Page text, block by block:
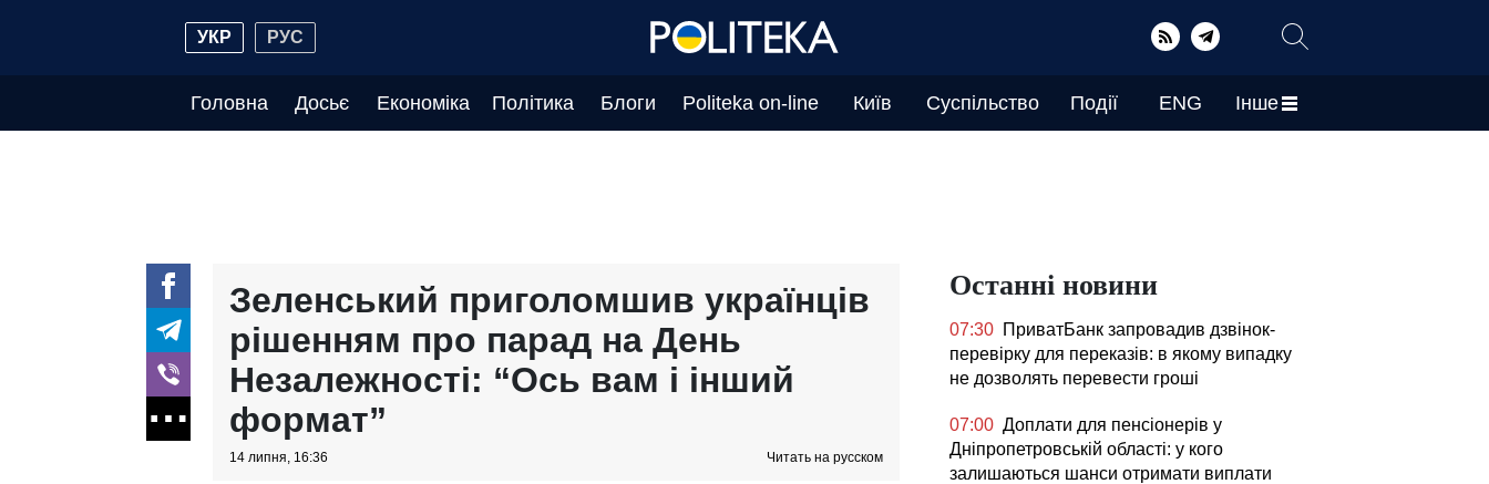
УКР РУС
Головна Досьє Економіка Політика Блоги Politeka on-line Київ Суспільство Події ENG Інше
Зеленський приголомшив українців
рішенням про парад на День
Незалежності: “Ось вам і інший
формат”
14 липня, 16:36 Читать на русском
Останні новини
07:30 ПриватБанк запровадив дзвінок-
перевірку для переказів: в якому випадку
не дозволять перевести гроші
07:00 Доплати для пенсіонерів у
Дніпропетровській області: у кого
залишаються шанси отримати виплати